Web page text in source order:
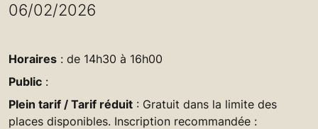
06/02/2026
Horaires : de 14h30 à 16h00
Public :
Plein tarif / Tarif réduit : Gratuit dans la limite des
places disponibles. Inscription recommandée :